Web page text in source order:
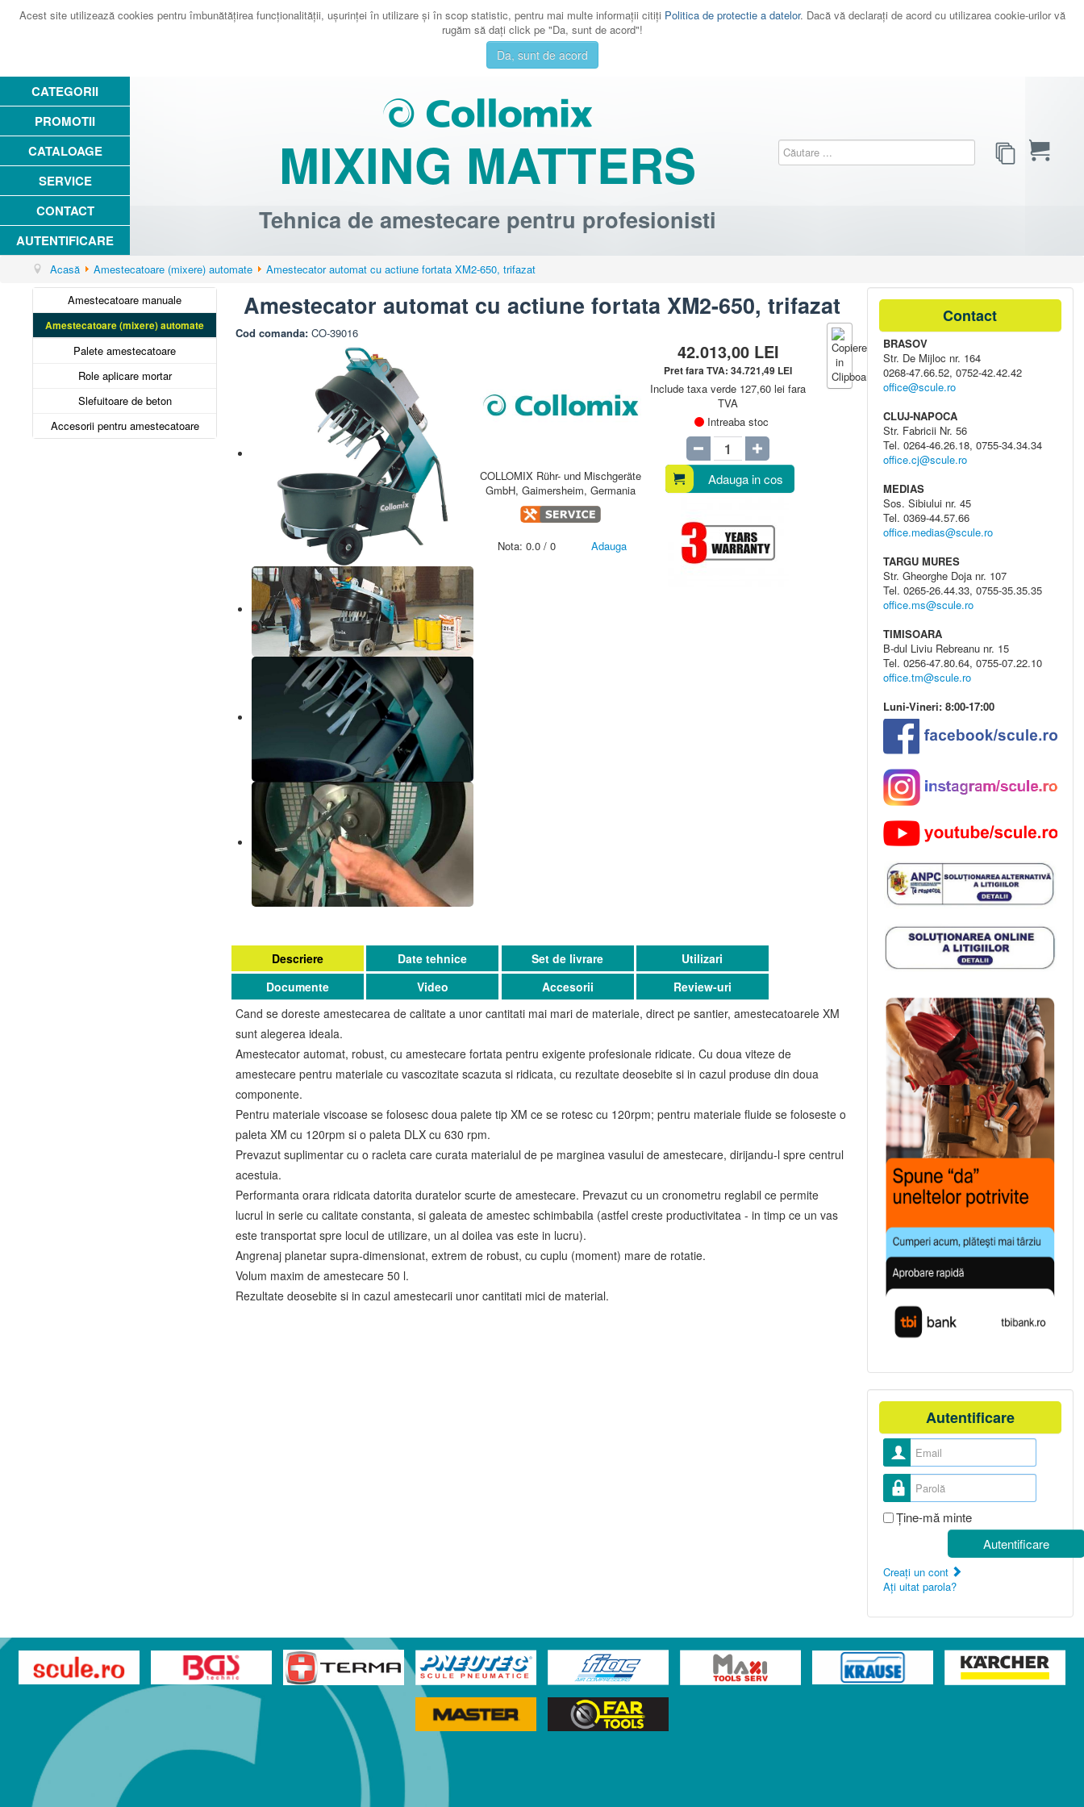
Acest site utilizează cookies pentru îmbunătăţirea funcţionalităţii, uşurinţei în utilizare şi în scop statistic, pentru mai multe informaţii citiţi Politica de protectie a datelor. Dacă vă declaraţi de acord cu utilizarea cookie-urilor vă
rugăm să daţi click pe "Da, sunt de acord"!
Da, sunt de acord
CATEGORII
PROMOTII
CATALOAGE
SERVICE
CONTACT
AUTENTIFICARE
MIXING MATTERS
Tehnica de amestecare pentru profesionisti
Acasă Amestecatoare (mixere) automate
Amestecator automat cu actiune fortata XM2-650, trifazat
Amestecatoare manuale
Amestecatoare (mixere) automate
Palete amestecatoare
Role aplicare mortar
Slefuitoare de beton
Accesorii pentru amestecatoare
Amestecator automat cu actiune fortata XM2-650, trifazat
Cod comanda:CO-39016
COLLOMIX Rühr- und Mischgeräte
GmbH, Gaimersheim, Germania
Nota: 0.0 / 0 Adauga
42.013,00 LEI
Pret fara TVA:34.721,49 LEI
Include taxa verde 127,60 lei fara
TVA
Intreaba stoc
Adauga in cos
Descriere
Cand se doreste amestecarea de calitate a unor cantitati mai mari de materiale, direct pe santier, amestecatoarele XM
sunt alegerea ideala.
Amestecator automat, robust, cu amestecare fortata pentru exigente profesionale ridicate. Cu doua viteze de
amestecare pentru materiale cu vascozitate scazuta si ridicata, cu rezultate deosebite si in cazul produse din doua
componente.
Pentru materiale viscoase se folosesc doua palete tip XM ce se rotesc cu 120rpm; pentru materiale fluide se foloseste o
paleta XM cu 120rpm si o paleta DLX cu 630 rpm.
Prevazut suplimentar cu o racleta care curata materialul de pe marginea vasului de amestecare, dirijandu-l spre centrul
acestuia.
Performanta orara ridicata datorita duratelor scurte de amestecare. Prevazut cu un cronometru reglabil ce permite
lucrul in serie cu calitate constanta, si galeata de amestec schimbabila (astfel creste productivitatea - in timp ce un vas
este transportat spre locul de utilizare, un al doilea vas este in lucru).
Angrenaj planetar supra-dimensionat, extrem de robust, cu cuplu (moment) mare de rotatie.
Volum maxim de amestecare 50 l.
Rezultate deosebite si in cazul amestecarii unor cantitati mici de material.
Date tehnice Set de livrare
Utilizari
Documente
Video Accesorii Review-uri
Contact
BRASOV
Str. De Mijloc nr. 164
0268-47.66.52, 0752-42.42.42
office@scule.ro
CLUJ-NAPOCA
Str. Fabricii Nr. 56
Tel. 0264-46.26.18, 0755-34.34.34
office.cj@scule.ro
MEDIAS
Sos. Sibiului nr. 45
Tel. 0369-44.57.66
office.medias@scule.ro
TARGU MURES
Str. Gheorghe Doja nr. 107
Tel. 0265-26.44.33, 0755-35.35.35
office.ms@scule.ro
TIMISOARA
B-dul Liviu Rebreanu nr. 15
Tel. 0256-47.80.64, 0755-07.22.10
office.tm@scule.ro
Luni-Vineri: 8:00-17:00
Autentificare
Nume utilizator
Parolă
Ţine-mă minte
Autentificare
Creaţi un cont
Aţi uitat parola?